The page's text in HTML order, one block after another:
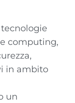
computing,
in ambito
un